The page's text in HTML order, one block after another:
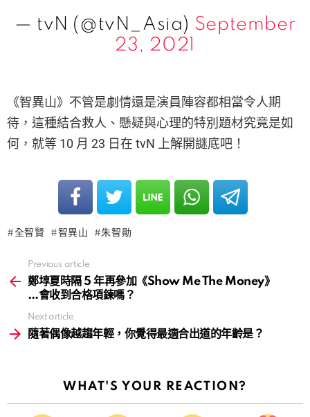
— tvN (@tvN_Asia) September
23, 2021
《智異山》不管是劇情還是演員陣容都相當令人期
待，這種結合救人、懸疑與心理的特別題材究竟是如
何，就等 10 月 23 日在 tvN 上解開謎底吧！
全智賢 智異山 朱智勛
more
Previous article
鄭埻夏時隔 5 年再參加《Show Me The Money》
…會收到合格項鍊嗎？
Next article
隨著偶像越趨年輕，你覺得最適合出道的年齡是？
WHAT'S YOUR REACTION?